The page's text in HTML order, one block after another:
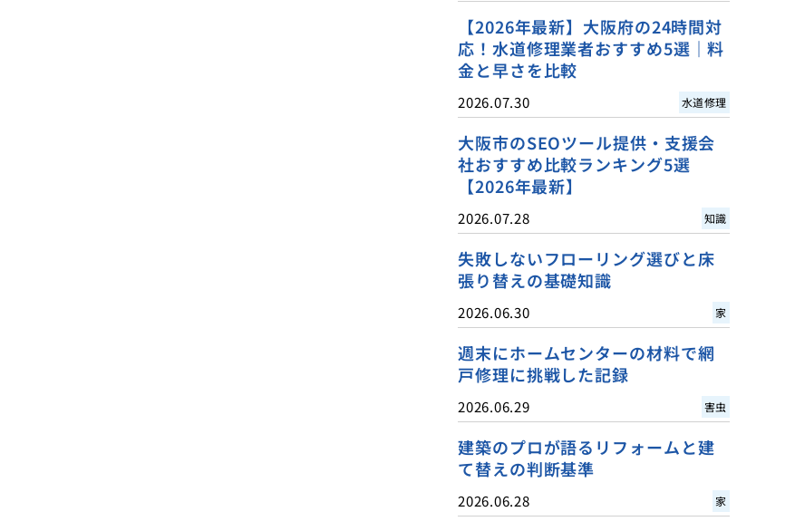
【2026年最新】大阪府の24時間対
応！水道修理業者おすすめ5選｜料
金と早さを比較
2026.07.30 水道修理
大阪市のSEOツール提供・支援会
社おすすめ比較ランキング5選
【2026年最新】
2026.07.28 知識
失敗しないフローリング選びと床
張り替えの基礎知識
2026.06.30 家
週末にホームセンターの材料で網
戸修理に挑戦した記録
2026.06.29 害虫
建築のプロが語るリフォームと建
て替えの判断基準
2026.06.28 家